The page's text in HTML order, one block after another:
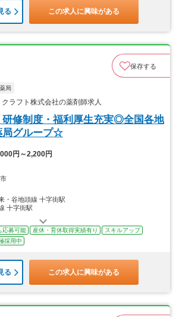
る この求人に興味がある
保存する
局
ラフト株式会社の薬剤師求人
研修制度・福利厚生充実◎全国各地
局グループ☆
円～2,200円
・谷地頭線 十字街駅
十字街駅
応募可能 産休・育休取得実績有り
スキルアップ
採用中
る この求人に興味がある